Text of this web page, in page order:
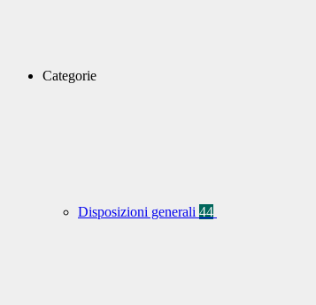
Categorie
Disposizioni generali 44